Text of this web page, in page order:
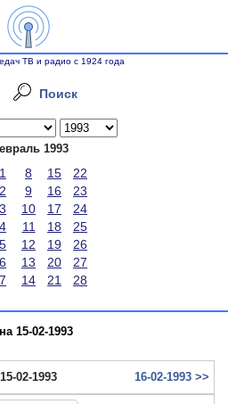
ТВ и радио с 1924 года
Поиск
1993
1 8 15
22
2 9 16
23
3 10 17
24
4 11 18
25
5 12 19
26
6 13 20
27
7 14 21 28
15-02-1993
15-02-1993 16-02-1993 >>